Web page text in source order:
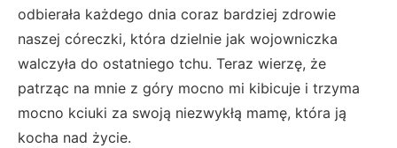
odbierała każdego dnia coraz bardziej zdrowie
naszej córeczki, która dzielnie jak wojowniczka
walczyła do ostatniego tchu. Teraz wierzę, że
patrząc na mnie z góry mocno mi kibicuje i trzyma
mocno kciuki za swoją niezwykłą mamę, która ją
kocha nad życie.